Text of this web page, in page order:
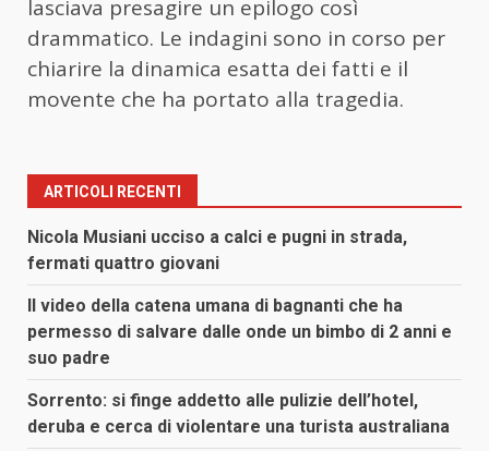
lasciava presagire un epilogo così
drammatico. Le indagini sono in corso per
chiarire la dinamica esatta dei fatti e il
movente che ha portato alla tragedia.
ARTICOLI RECENTI
Nicola Musiani ucciso a calci e pugni in strada,
fermati quattro giovani
Il video della catena umana di bagnanti che ha
permesso di salvare dalle onde un bimbo di 2 anni e
suo padre
Sorrento: si finge addetto alle pulizie dell’hotel,
deruba e cerca di violentare una turista australiana